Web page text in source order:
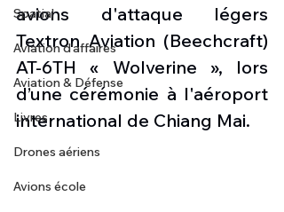
Spatial
Aviation d'affaires
Aviation & Défense
Livres
Drones aériens
Avions école
avions d'attaque légers
Textron Aviation (Beechcraft)
AT-6TH « Wolverine », lors
d’une cérémonie à l'aéroport
international de Chiang Mai.